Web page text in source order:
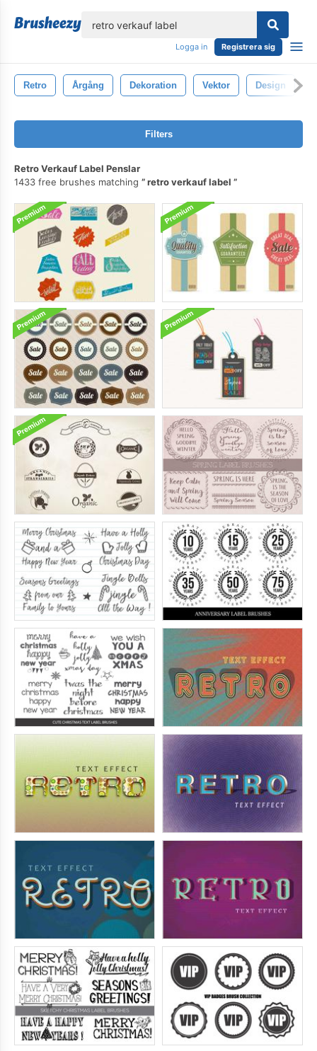
Logga in Registrera sig
Retro Årgång Dekoration Vektor Design
Filters
Retro Verkauf Label Penslar
1433 free brushes matching
retro verkauf label